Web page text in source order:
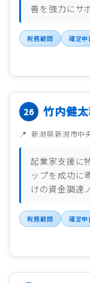
善を強力にサ
税務顧問 確定申
竹内健
新潟県新潟市中
起業家支援に
ップを成功に
けの資金調達
税務顧問 確定申